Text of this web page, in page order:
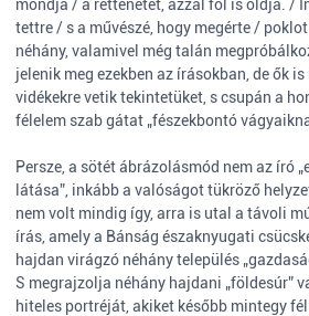
mondja / a rettenetet, azzal föl is oldja. /
tettre / s a művészé, hogy megérte /
néhány, valamivel még talán
jelenik meg ezekben az írásokban, de ők
vidékekre vetik tekintetüket, s csupán a
félelem szab gátat „fészekbontó
Persze, a sötét ábrázolásmód nem az író
látása”, inkább a valóságot tükröző
nem volt mindig így, arra is utal a távoli
írás, amely a Bánság északnyugati
hajdan virágzó néhány település
S megrajzolja néhány hajdani „földesúr”
hiteles portréját, akiket később mintegy